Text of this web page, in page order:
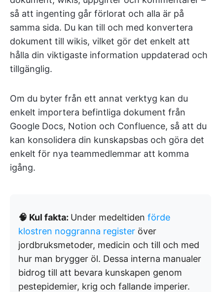
så att ingenting går förlorat och alla är på
samma sida. Du kan till och med konvertera
dokument till wikis, vilket gör det enkelt att
hålla din viktigaste information uppdaterad och
tillgänglig.
Om du byter från ett annat verktyg kan du
enkelt importera befintliga dokument från
Google Docs, Notion och Confluence, så att du
kan konsolidera din kunskapsbas och göra det
enkelt för nya teammedlemmar att komma
igång.
🧠 Kul fakta: Under medeltiden förde
klostren noggranna register över
jordbruksmetoder, medicin och till och med
hur man brygger öl. Dessa interna manualer
bidrog till att bevara kunskapen genom
pestepidemier, krig och fallande imperier.